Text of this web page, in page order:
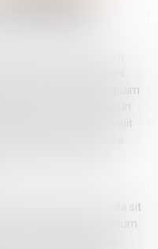
et, porttitor at sem.
orci luctus et ultrices
auctor sit amet aliquam
ante ipsum primis in
cubilia Curae; Donec velit
sit amet ligula.
justo, lacinia eget
Curabitur non nulla sit
Vestibulum ante ipsum
cubilia Curae;